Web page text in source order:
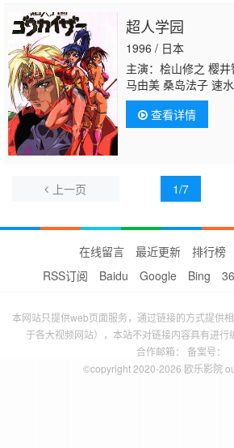
超人学园
1996 / 日本
主演：桧山修之 樱
马由美 桑岛法子 速
笠爱 永岛由子 大本真
查看详情
上一页 1/7
在线留言 最近更新 排行榜
RSS订阅
Baidu Google Bing
本网站只提供web页面服务，通过链接的方式提供
于各大视频网站），本站不对链接内容具有进行
合作邮箱： 备案号：
©copyright 2020-2026 欧乐影院